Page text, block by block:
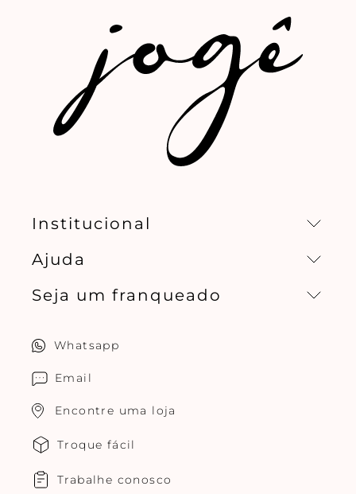
Institucional
Missão, visão e valores
Ajuda
Central de relacionamento
Seja um franqueado
Whatsapp
Email
Encontre uma loja
Troque fácil
Trabalhe conosco